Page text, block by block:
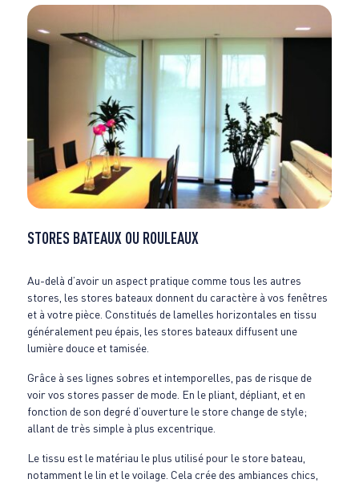
STORES BATEAUX OU ROULEAUX
Au-delà d’avoir un aspect pratique comme tous les autres
stores, les stores bateaux donnent du caractère à vos fenêtres
et à votre pièce. Constitués de lamelles horizontales en tissu
généralement peu épais, les stores bateaux diffusent une
lumière douce et tamisée.
Grâce à ses lignes sobres et intemporelles, pas de risque de
voir vos stores passer de mode. En le pliant, dépliant, et en
fonction de son degré d’ouverture le store change de style;
allant de très simple à plus excentrique.
Le tissu est le matériau le plus utilisé pour le store bateau,
notamment le lin et le voilage. Cela crée des ambiances chics,